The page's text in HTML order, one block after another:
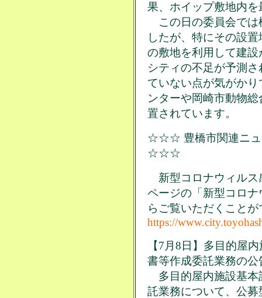
果、ホイップ敷地内
この日の委員会では
したが、特にその設
の敷地を利用して建
シティの不足が予測
ていない点が気がか
ンターや岡崎市動物
置されています。
☆☆☆ 豊橋市関連ニュ
☆☆☆
新型コロナウィルス
ページの「新型コロ
らご覧いただくこと
https://
【7月8日】多目的屋
書等作成委託業務の公
多目的屋内施設基本
託業務について、公